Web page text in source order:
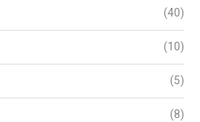
(40)
(10)
(5)
(8)